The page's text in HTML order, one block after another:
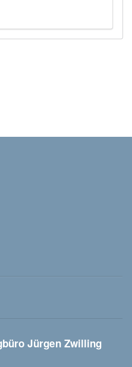
Jürgen Zwilling